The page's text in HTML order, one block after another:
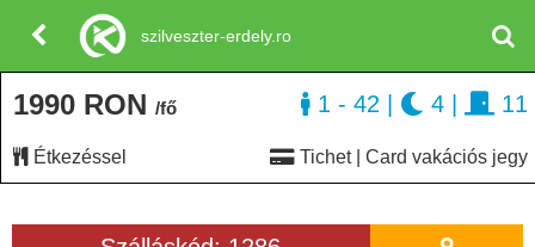
1990 RON /fő
Étkezéssel Tichet | Card vakációs jegy
1 - 42 4 11
szilveszter-erdely.ro